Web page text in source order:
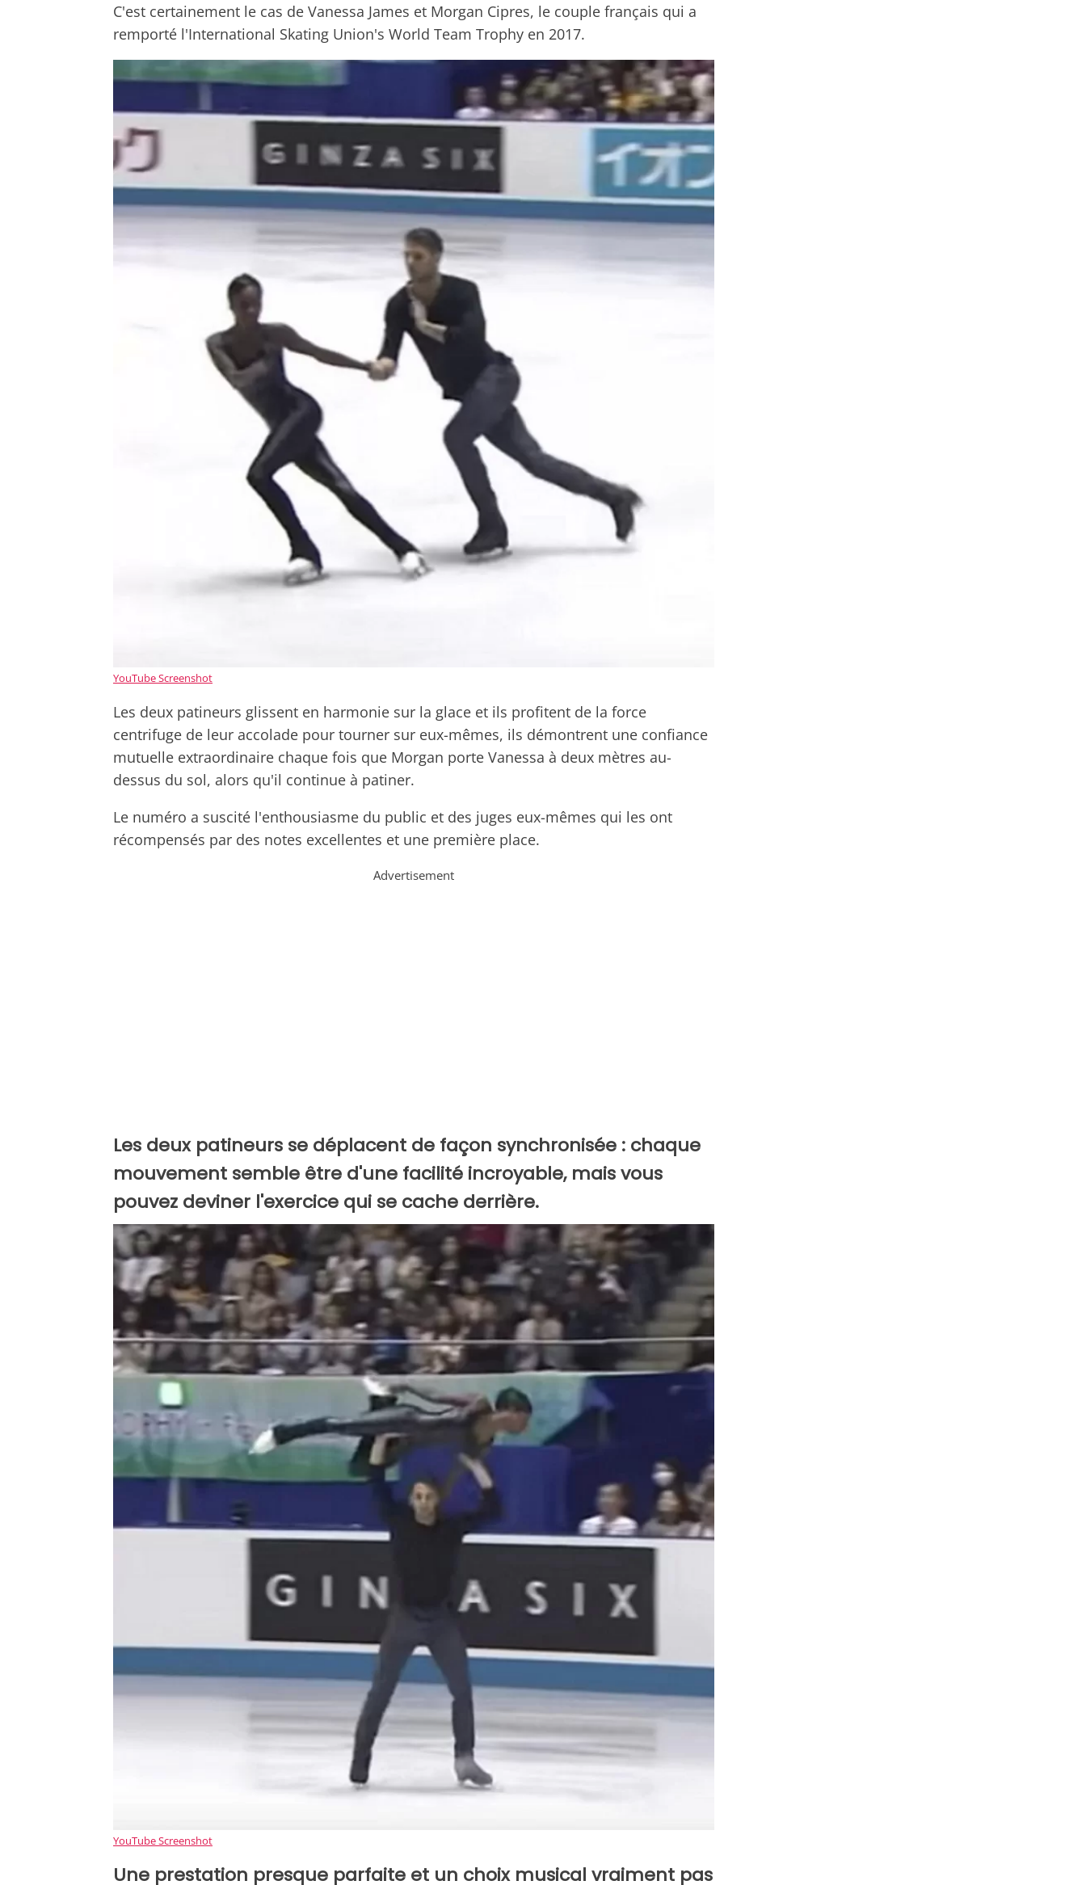
C'est certainement le cas de Vanessa James et Morgan Cipres, le couple français qui a
remporté l'International Skating Union's World Team Trophy en 2017.
YouTube Screenshot
Les deux patineurs glissent en harmonie sur la glace et ils profitent de la force
centrifuge de leur accolade pour tourner sur eux-mêmes, ils démontrent une confiance
mutuelle extraordinaire chaque fois que Morgan porte Vanessa à deux mètres au-
dessus du sol, alors qu'il continue à patiner.
Le numéro a suscité l'enthousiasme du public et des juges eux-mêmes qui les ont
récompensés par des notes excellentes et une première place.
Advertisement
Les deux patineurs se déplacent de façon synchronisée : chaque
mouvement semble être d'une facilité incroyable, mais vous
pouvez deviner l'exercice qui se cache derrière.
YouTube Screenshot
Une prestation presque parfaite et un choix musical vraiment pas